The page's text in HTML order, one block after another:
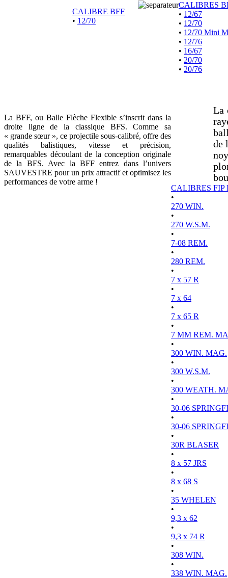
CALIBRE BFF
• 12/70
CALIBRES
• 12/67
• 12/70
• 12/70 Mini
• 12/76
• 16/67
• 20/70
• 20/76
La BFF, ou Balle Flèche Flexible s’inscrit dans la
droite ligne de la classique BFS. Comme sa
« grande sœur », ce projectile sous-calibré, offre des
qualités balistiques, vitesse et précision,
remarquables découlant de la conception originale
de la BFS. Avec la BFF entrez dans l’univers
SAUVESTRE pour un prix attractif et optimisez les
performances de votre arme !
La
de
CALIBRES FIP
•
270 WIN.
•
270 W.S.M.
•
7-08 REM.
•
280 REM.
•
7 x 57 R
•
7 x 64
•
7 x 65 R
•
7 MM REM.
•
300 WIN. MAG.
•
300 W.S.M.
•
300 WEATH.
•
30-06
•
30-06
•
30R BLASER
•
8 x 57 JRS
•
8 x 68 S
•
35 WHELEN
•
9,3 x 62
•
9,3 x 74 R
•
308 WIN.
•
338 WIN. MAG.